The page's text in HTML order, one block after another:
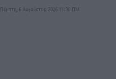
Πέμπτη, 6 Αυγούστου 2026 11:30 ΠΜ